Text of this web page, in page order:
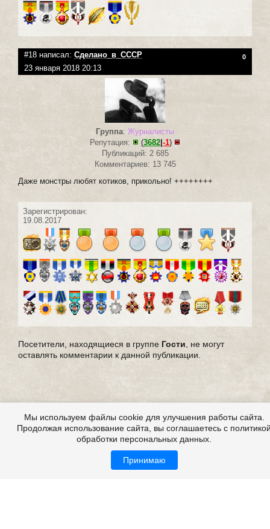
#18 написал: Сделано_в_СССР 0
23 января 2018 20:13
Группа: Журналисты
Репутация:
(3682 -1)
Публикаций: 2 685
Комментариев: 13 745
Даже монстры любят котиков, прикольно! ++++++++
Зарегистрирован:
19.08.2017
Посетители, находящиеся в группе Гости, не могут
оставлять комментарии к данной публикации.
Мы используем файлы cookie для улучшения работы сайта.
Продолжая использование сайта, вы соглашаетесь с
обработки персональных данных.
Принимаю